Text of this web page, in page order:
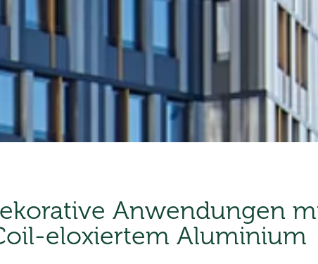
Anwendungen
eloxiertem Aluminium